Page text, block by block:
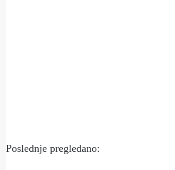
Poslednje pregledano: